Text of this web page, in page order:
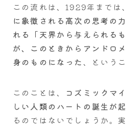
この流れは、1929年までは、
に象徴される高次の思考の
れる「天界から与えられる
が、このときからアンドロ
身のものになった 、というこ
このことは、
コズミックマ
しい人類のハートの誕生が
るのではないでしょうか。